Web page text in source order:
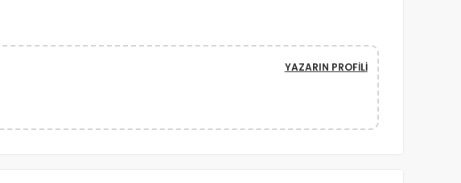
YAZARIN PROFILI